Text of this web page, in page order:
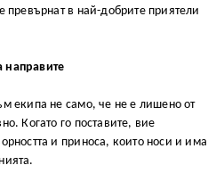
превърнат в най-добрите приятели
направите
екипа не само, че не е лишено от
Когато го поставите, вие
и приноса, които носи и има